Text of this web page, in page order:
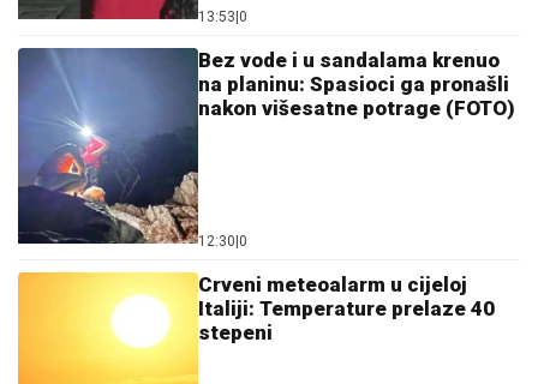
03. 08. 2026 07:31